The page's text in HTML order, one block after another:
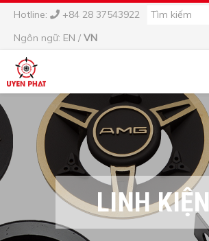
Hotline:
+84 28 37543922
Ngôn ngữ: EN / VN
LINH KIỆN